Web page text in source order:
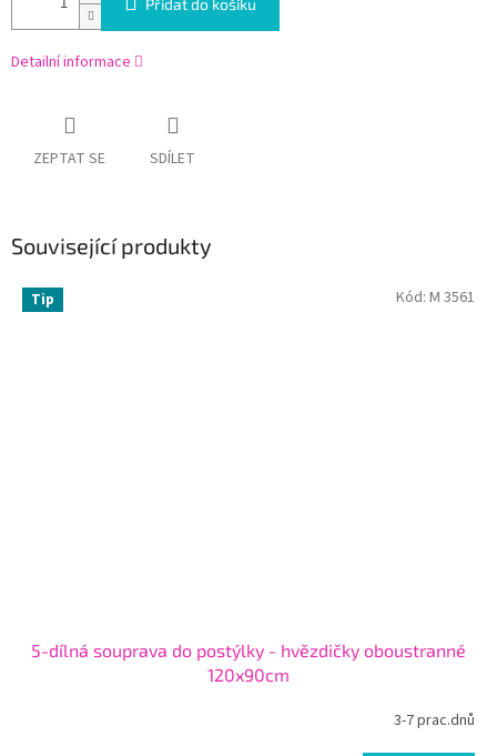
Přidat do košíku
Detailní informace
ZEPTAT SE SDÍLET
Související produkty
Tip
5-dílná souprava do postýlky - hvězdičky oboustranné
120x90cm
3-7 prac.dnů
Kód: M 3561